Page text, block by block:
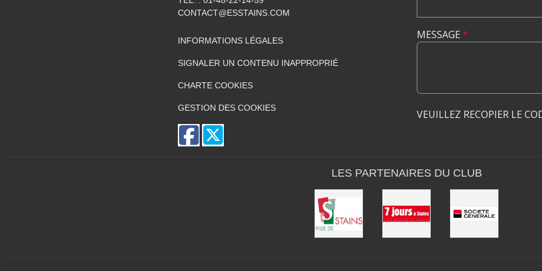
CONTACT@ESSTAINS.COM
INFORMATIONS LÉGALES
SIGNALER UN CONTENU INAPPROPRIÉ
CHARTE COOKIES
GESTION DES COOKIES
MESSAGE *
VEUILLEZ RECOPIER LE
LES PARTENAIRES DU CLUB